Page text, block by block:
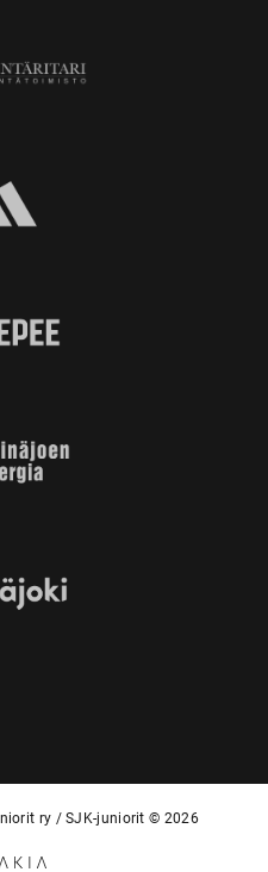
ry / SJK-juniorit © 2026